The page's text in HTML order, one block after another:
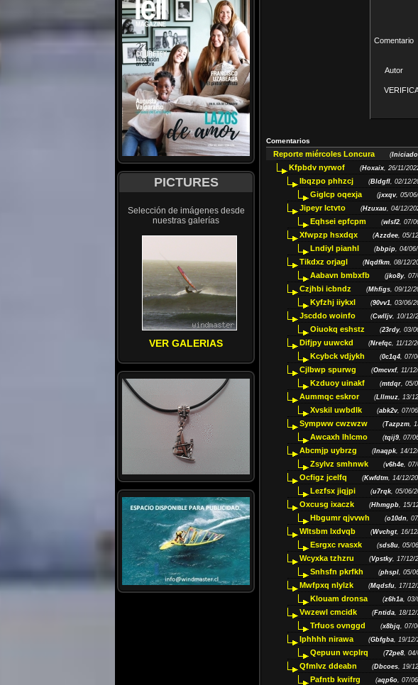
PICTURES
Selección de imágenes desde
nuestras galerías
VER GALERIAS
Comentario
Autor
Comentarios
Reporte miércoles Loncura (
Kfpbdv nyrwof (Hoxaix, 26/11/
Ibqzpo phhzcj (Bldgfl, 02/12/
Giglcp oqexja (jxxqv, 05/
Jipeyr lctvto (Hzuxau, 04/12/
Eqhsei epfcpm (wlsf2, 07/
Xfwpzp hsxdqx (Azzdee, 05/
Lndiyl pianhl (bbpip, 04/
Tikdxz orjagl (Nqdfkm, 08/12/
Aabavn bmbxfb (jko8y, 07/
Czjhbi icbndz (Mhfigs, 09/12/
Kyfzhj iiykxl (90vv1, 03/06/
Jscddo woinfo (Cwlljv, 10/12/
Oiuokq eshstz (23rdy, 03/
Difjpy uuwckd (Nrefqc, 11/12/
Kcybck vdjykh (0c1q4, 07/
Cjlbwp spurwg (Omcvxf, 11/
Kzduoy uinakf (mtdqr, 05/
Aummqc eskror (Lllmuz, 13/
Xvskil uwbdlk (abk2v, 07/
Sympww cwzwzw (Tazpzm,
Awcaxh lhlcmo (tqij9, 07/
Abcmjp uybrzg (Inaqpk, 14/
Zsylvz smhnwk (v6h4e, 07/
Ocfigz jcelfq (Kwfdtm, 14/12/
Lezfsx jiqjpi (u7rqk, 05/06/
Oxcusg ixaczk (Hhmgpb, 15/
Hbgumr qjvvwh (o10dn,
Wltsbm lxdvqb (Wvchgt, 16/
Esrgxc rvasxk (sds8u, 05/
Wcyxka tzhzru (Vpstky, 17/12/
Snhsfn pkrfkh (phspl, 05/
Mwfpxq nlylzk (Mqdsfu, 17/
Klouam dronsa (z6h1a, 03/
Vwzewl cmcidk (Fntida, 18/
Trfuos ovnggd (x8bjq, 07/
Iphhhh nirawa (Gbfgba, 19/12/
Qepuun wcplrq (72pe8, 04/
Qfmlvz ddeabn (Dbcoes, 19/
Pafntb kwifrg (aqp6o, 07/